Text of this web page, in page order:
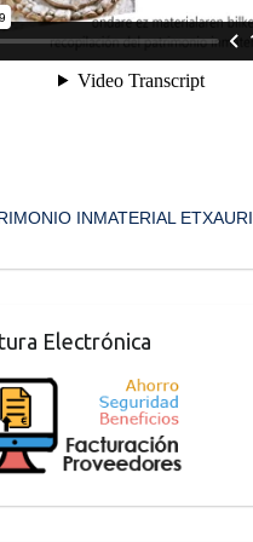
INMATERIAL ETXAURI
Electrónica